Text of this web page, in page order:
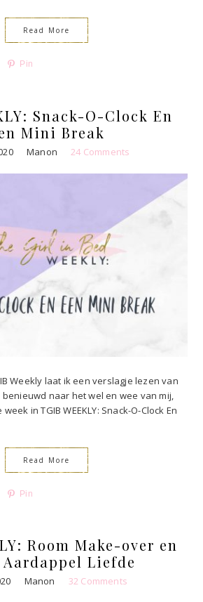
Read More
Pin
Snack-O-Clock En
Mini Break
Manon 24 Comments
Weekly laat ik een verslagje lezen van
naar het wel en wee van mij,
in TGIB WEEKLY: Snack-O-Clock En
Read More
Pin
Room Make-over en
Aardappel Liefde
Manon 32 Comments